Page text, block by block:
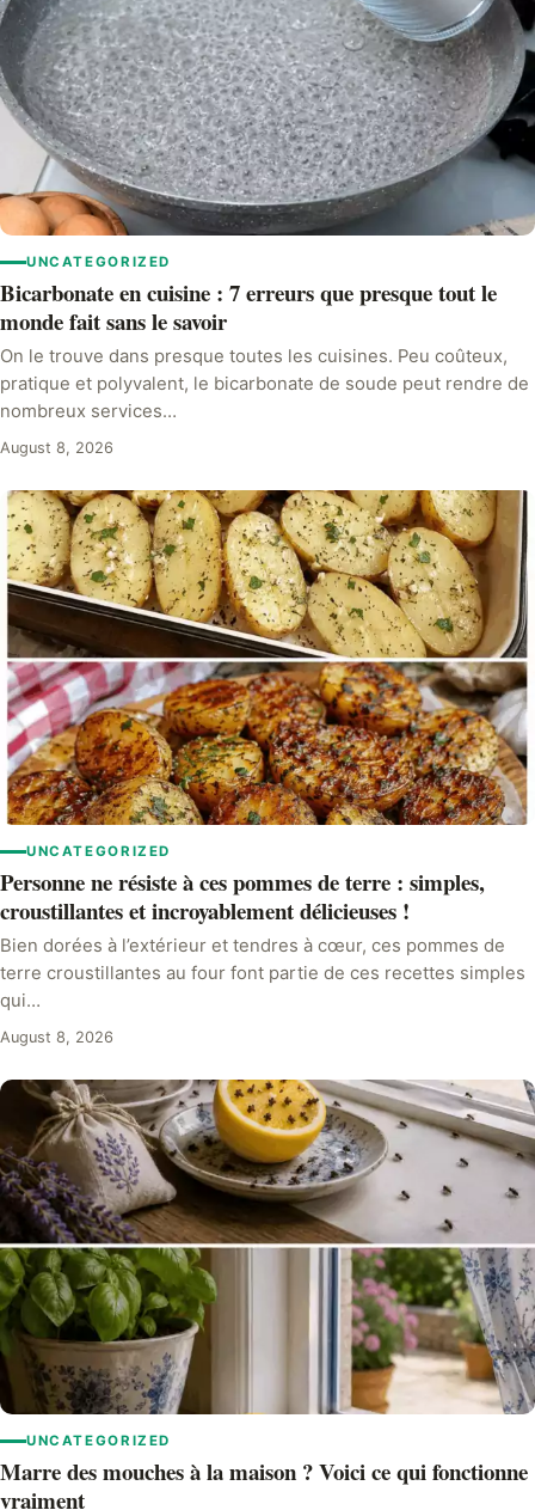
UNCATEGORIZED
Bicarbonate en cuisine : 7 erreurs que presque tout le
monde fait sans le savoir
On le trouve dans presque toutes les cuisines. Peu coûteux,
pratique et polyvalent, le bicarbonate de soude peut rendre de
nombreux services…
August 8, 2026
UNCATEGORIZED
Personne ne résiste à ces pommes de terre : simples,
croustillantes et incroyablement délicieuses !
Bien dorées à l’extérieur et tendres à cœur, ces pommes de
terre croustillantes au four font partie de ces recettes simples
qui…
August 8, 2026
UNCATEGORIZED
Marre des mouches à la maison ? Voici ce qui fonctionne
vraiment